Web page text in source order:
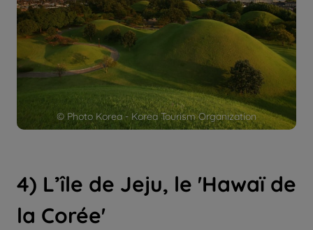
© Photo Korea - Korea Tourism Organization
4) L’île de Jeju, le 'Hawaï de
la Corée'